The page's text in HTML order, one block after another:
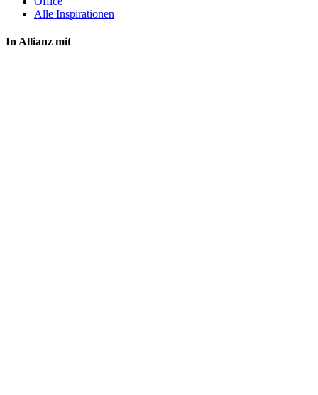
Alle Inspirationen
In Allianz mit